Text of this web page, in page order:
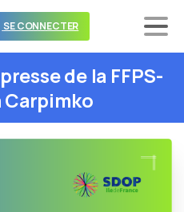
SE CONNECTER
pressede la FFPS-
Carpimko